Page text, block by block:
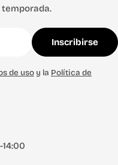
Inscribirse
de uso y la Política de